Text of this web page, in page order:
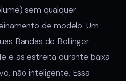
sem qualquer
de modelo. Um
Bandas de Bollinger
e as estreita durante baixa
não inteligente. Essa